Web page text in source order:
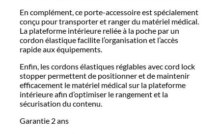
En complément, ce porte-accessoire est spécialement
conçu pour transporter et ranger du matériel médical.
La plateforme intérieure reliée à la poche par un
cordon élastique facilite l’organisation et l’accès
rapide aux équipements.
Enfin, les cordons élastiques réglables avec cord lock
stopper permettent de positionner et de maintenir
efficacement le matériel médical sur la plateforme
intérieure afin d’optimiser le rangement et la
sécurisation du contenu.
Garantie 2 ans